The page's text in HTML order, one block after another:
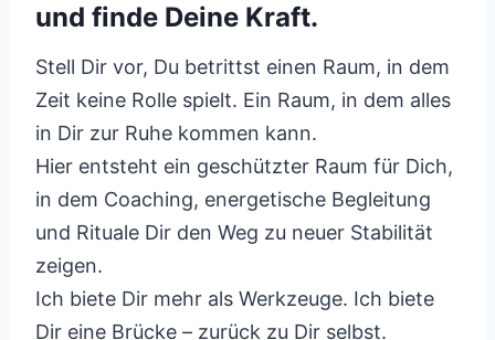
und finde Deine Kraft.
Stell Dir vor, Du betrittst einen Raum, in dem
Zeit keine Rolle spielt. Ein Raum, in dem alles
in Dir zur Ruhe kommen kann.
Hier entsteht ein geschützter Raum für Dich,
in dem Coaching, energetische Begleitung
und Rituale Dir den Weg zu neuer Stabilität
zeigen.
Ich biete Dir mehr als Werkzeuge. Ich biete
Dir eine Brücke – zurück zu Dir selbst.